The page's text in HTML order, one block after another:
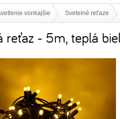
vonkajšie Svetelné reťaze
reťaz - 5m, teplá